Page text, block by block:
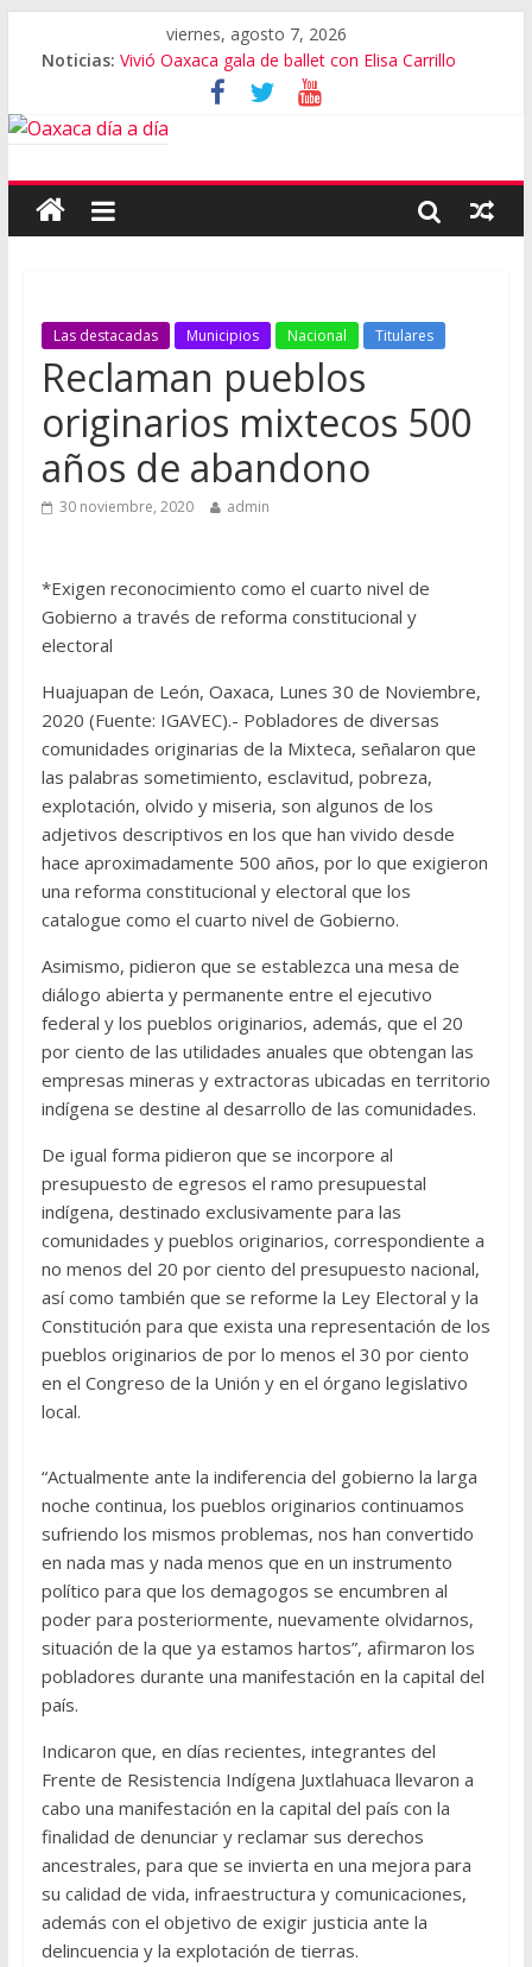
viernes, agosto 7, 2026
Noticias: Vivió Oaxaca gala de ballet con Elisa Carrillo
El pionero de la escalada en Oaxaca
Oaxaca capital, 3er destino más feliz del mundo
Vestimenta en Quialana, expuesta al plagio
Las destacadas Municipios Nacional Titulares
Reclaman pueblos
originarios mixtecos 500
años de abandono
30 noviembre, 2020 admin
*Exigen reconocimiento como el cuarto nivel de
Gobierno a través de reforma constitucional y
electoral
Huajuapan de León, Oaxaca, Lunes 30 de Noviembre,
2020 (Fuente: IGAVEC).- Pobladores de diversas
comunidades originarias de la Mixteca, señalaron que
las palabras sometimiento, esclavitud, pobreza,
explotación, olvido y miseria, son algunos de los
adjetivos descriptivos en los que han vivido desde
hace aproximadamente 500 años, por lo que exigieron
una reforma constitucional y electoral que los
catalogue como el cuarto nivel de Gobierno.
Asimismo, pidieron que se establezca una mesa de
diálogo abierta y permanente entre el ejecutivo
federal y los pueblos originarios, además, que el 20
por ciento de las utilidades anuales que obtengan las
empresas mineras y extractoras ubicadas en territorio
indígena se destine al desarrollo de las comunidades.
De igual forma pidieron que se incorpore al
presupuesto de egresos el ramo presupuestal
indígena, destinado exclusivamente para las
comunidades y pueblos originarios, correspondiente a
no menos del 20 por ciento del presupuesto nacional,
así como también que se reforme la Ley Electoral y la
Constitución para que exista una representación de los
pueblos originarios de por lo menos el 30 por ciento
en el Congreso de la Unión y en el órgano legislativo
local.
“Actualmente ante la indiferencia del gobierno la larga
noche continua, los pueblos originarios continuamos
sufriendo los mismos problemas, nos han convertido
en nada mas y nada menos que en un instrumento
político para que los demagogos se encumbren al
poder para posteriormente, nuevamente olvidarnos,
situación de la que ya estamos hartos”, afirmaron los
pobladores durante una manifestación en la capital del
país.
Indicaron que, en días recientes, integrantes del
Frente de Resistencia Indígena Juxtlahuaca llevaron a
cabo una manifestación en la capital del país con la
finalidad de denunciar y reclamar sus derechos
ancestrales, para que se invierta en una mejora para
su calidad de vida, infraestructura y comunicaciones,
además con el objetivo de exigir justicia ante la
delincuencia y la explotación de tierras.